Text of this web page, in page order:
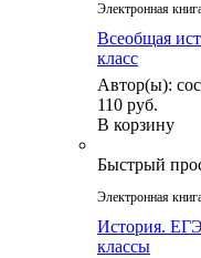
Электронная
Всеобщая
класс
Автор(ы):
110 руб.
В корзину
Быстрый
Электронная
История.
классы